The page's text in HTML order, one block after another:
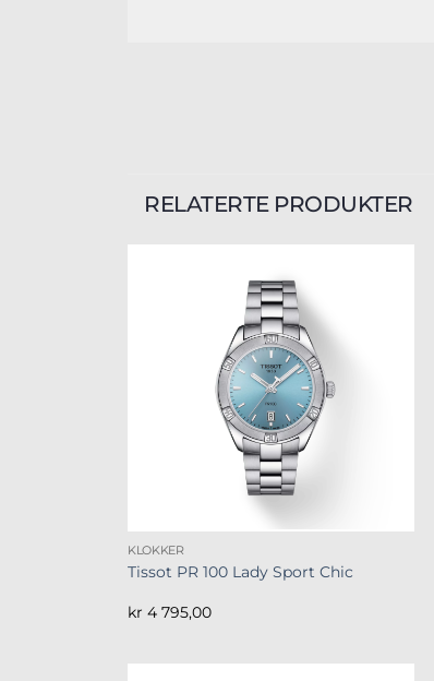
RELATERTE PRODUKTER
KLOKKER
Tissot PR 100 Lady Sport Chic
kr 4 795,00